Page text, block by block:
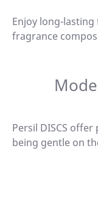
Enjoy long-
fragrance
Persil DISCS
being gentle on